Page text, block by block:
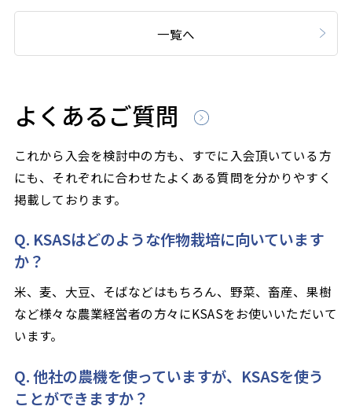
一覧へ
よくあるご質問
これから入会を検討中の方も、すでに入会頂いている方
にも、それぞれに合わせたよくある質問を分かりやすく
掲載しております。
Q. KSASはどのような作物栽培に向いています
か？
米、麦、大豆、そばなどはもちろん、野菜、畜産、果樹
など様々な農業経営者の方々にKSASをお使いいただいて
います。
Q. 他社の農機を使っていますが、KSASを使う
ことができますか？